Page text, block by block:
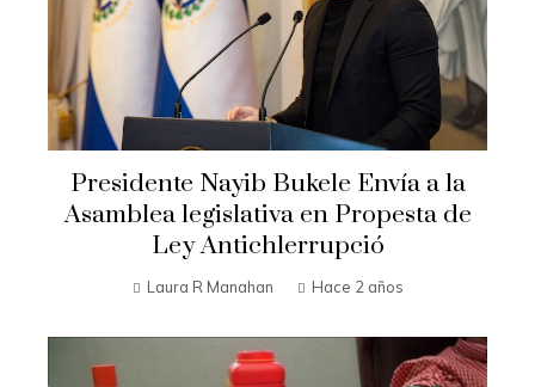
Presidente Nayib Bukele Envía a la
Asamblea legislativa en Propesta de
Ley Antichlerrupció
Laura R Manahan Hace 2 años